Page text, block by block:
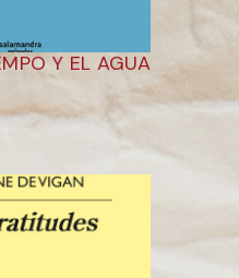
Y EL AGUA